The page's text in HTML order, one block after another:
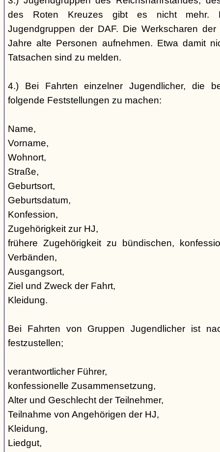
des Roten Kreuzes gibt es nicht mehr.
Jugendgruppen der DAF. Die Werkscharen
Jahre alte Personen aufnehmen. Etwa damit
Tatsachen sind zu melden.
4.) Bei Fahrten einzelner Jugendlicher, die
folgende Feststellungen zu machen:
Name,
Vorname,
Wohnort,
Straße,
Geburtsort,
Geburtsdatum,
Konfession,
Zugehörigkeit zur HJ,
frühere Zugehörigkeit zu bündischen,
Verbänden,
Ausgangsort,
Ziel und Zweck der Fahrt,
Kleidung.
Bei Fahrten von Gruppen Jugendlicher ist
festzustellen;
verantwortlicher Führer,
konfessionelle Zusammensetzung,
Alter und Geschlecht der Teilnehmer,
Teilnahme von Angehörigen der HJ,
Kleidung,
Liedgut,